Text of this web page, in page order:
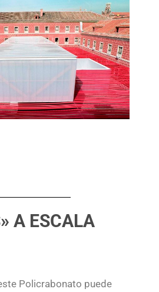
A ESCALA
Policrabonato puede